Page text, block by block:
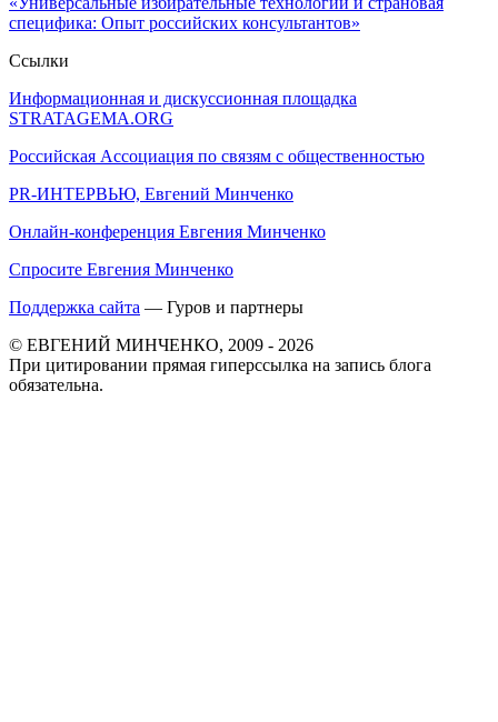
специфика: Опыт российских консультантов»
Ссылки
Информационная и дискуссионная площадка
STRATAGEMA.ORG
Российская Ассоциация по связям с общественностью
PR-ИНТЕРВЬЮ, Евгений Минченко
Онлайн-конференция Евгения Минченко
Спросите Евгения Минченко
Поддержка сайта — Гуров и партнеры
© ЕВГЕНИЙ МИНЧЕНКО, 2009 - 2026
При цитировании прямая гиперссылка на запись блога
обязательна.